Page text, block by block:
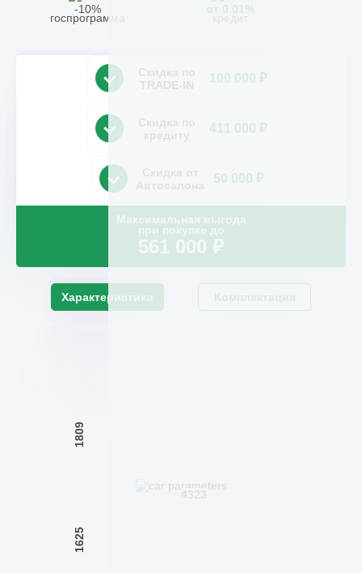
-10%
госпрограмма
от 0.01%
100 000 ₽
411 000 ₽
50 000 ₽
Максимальная выгода
при покупке до
561 000 ₽
Характеристики Комплектация
1809
1625